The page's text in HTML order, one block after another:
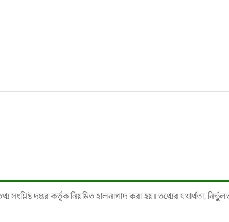
দপ্তর কর্তৃক নিয়মিত হালনাগাদ করা হয়। তথ্যের যথার্থতা,